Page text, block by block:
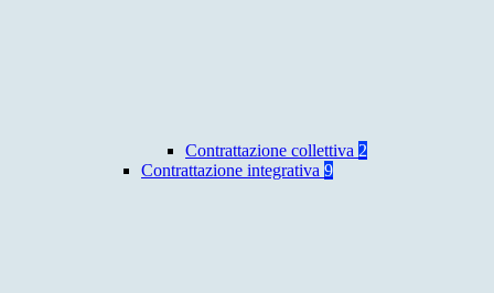
Contrattazione collettiva 2
Contrattazione integrativa 9